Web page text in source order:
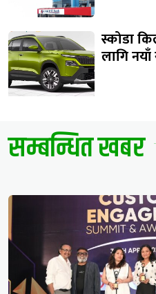
स्कोडा
लागि
सम्बन्धित खबर